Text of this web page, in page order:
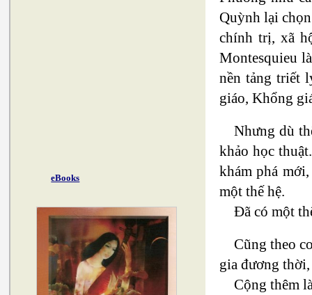
eBooks
Quỳnh lại
chính trị, xã
Montesquieu
nền tảng triết
giáo, Khổng
Nhưng dù
khảo học
khám phá
một thế hệ.
Đã có một
Cũng theo
gia đương
Cộng thêm